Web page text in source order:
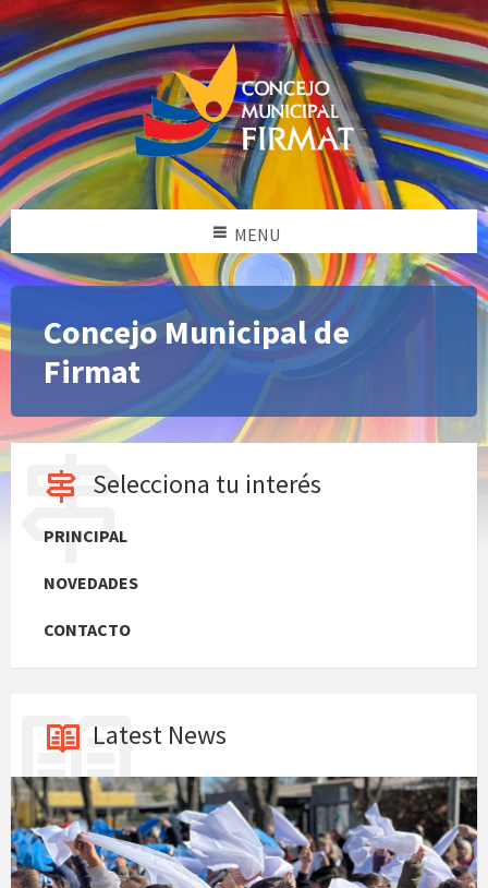
MENU
Concejo Municipal de
Firmat
Selecciona tu interés
PRINCIPAL
NOVEDADES
CONTACTO
Latest News